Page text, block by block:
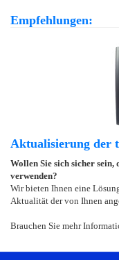
Empfehlungen:
Aktualisierung der
Wollen Sie sich sicher sein,
verwenden?
Wir bieten Ihnen eine
Aktualität der von Ihnen
Brauchen Sie mehr